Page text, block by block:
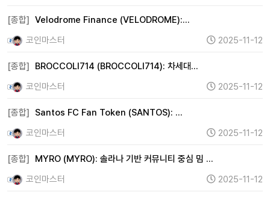
[종합] Velodrome Finance (VELODROME):…
코인마스터
2025-11-12
[종합]
BROCCOLI714 (BROCCOLI714): 차세대…
코인마스터
2025-11-12
[종합]
Santos FC Fan Token (SANTOS): …
코인마스터
2025-11-12
[종합]
MYRO (MYRO): 솔라나 기반 커뮤니티 중심 밈 …
코인마스터
2025-11-12